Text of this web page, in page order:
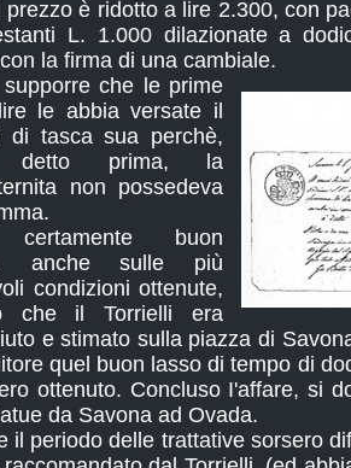
prezzo è ridotto a lire 2.300, con
L. 1.000 dilazionate a
la firma di una cambiale.
che le prime
le abbia versate il
di tasca sua perchè,
detto prima, la
non possedeva
certamente buon
anche sulle più
condizioni ottenute,
che il Torrielli era
e stimato sulla piazza di
quel buon lasso di tempo di
ottenuto. Concluso I'affare, si
da Savona ad Ovada.
il periodo delle trattative sorsero